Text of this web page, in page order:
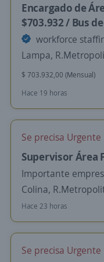
Encargado de
$703.932 / Bus
workforce
Lampa,
$ 703.932,00 (Mensual)
Hace 19 horas
Se precisa Urgente
Supervisor Área
Importante
Colina,
Hace 23 horas
Se precisa Urgente